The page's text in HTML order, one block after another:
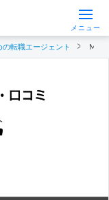
メニュー
の転職エージェント MS-